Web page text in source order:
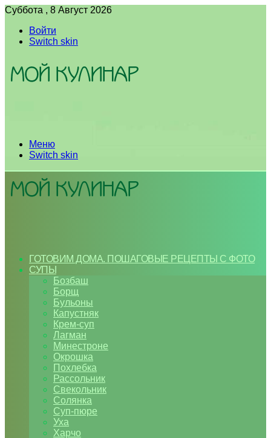
Суббота , 8 Август 2026
Войти
Switch skin
Меню
Switch skin
ГОТОВИМ ДОМА. ПОШАГОВЫЕ РЕЦЕПТЫ С ФОТО
СУПЫ
Бозбаш
Борщ
Бульоны
Капустняк
Крем-суп
Лагман
Минестроне
Окрошка
Похлебка
Рассольник
Свекольник
Солянка
Суп-пюре
Уха
Харчо